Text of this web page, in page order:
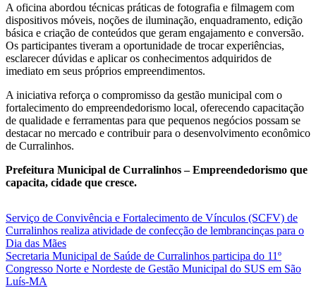
A oficina abordou técnicas práticas de fotografia e filmagem com
dispositivos móveis, noções de iluminação, enquadramento, edição
básica e criação de conteúdos que geram engajamento e conversão.
Os participantes tiveram a oportunidade de trocar experiências,
esclarecer dúvidas e aplicar os conhecimentos adquiridos de
imediato em seus próprios empreendimentos.
A iniciativa reforça o compromisso da gestão municipal com o
fortalecimento do empreendedorismo local, oferecendo capacitação
de qualidade e ferramentas para que pequenos negócios possam se
destacar no mercado e contribuir para o desenvolvimento econômico
de Curralinhos.
Prefeitura Municipal de Curralinhos – Empreendedorismo que
capacita, cidade que cresce.
Navegação
de
Post
Serviço de Convivência e Fortalecimento de Vínculos (SCFV) de
Curralinhos realiza atividade de confecção de lembrancinças para o
Dia das Mães
Secretaria Municipal de Saúde de Curralinhos participa do 11º
Congresso Norte e Nordeste de Gestão Municipal do SUS em São
Luís-MA